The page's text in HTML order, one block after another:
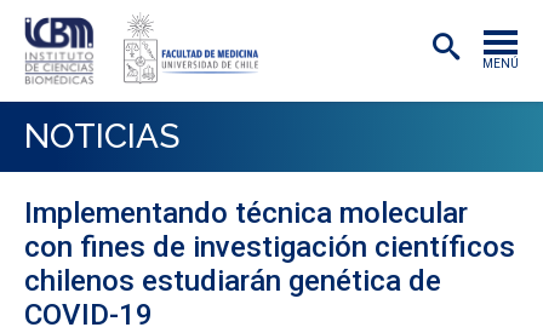
MENÚ
ACADÉMICAS/OS
INVESTIGACIÓN
PREGRADO
NOTICIAS
Implementando técnica molecular
con fines de investigación científicos
chilenos estudiarán genética de
COVID-19